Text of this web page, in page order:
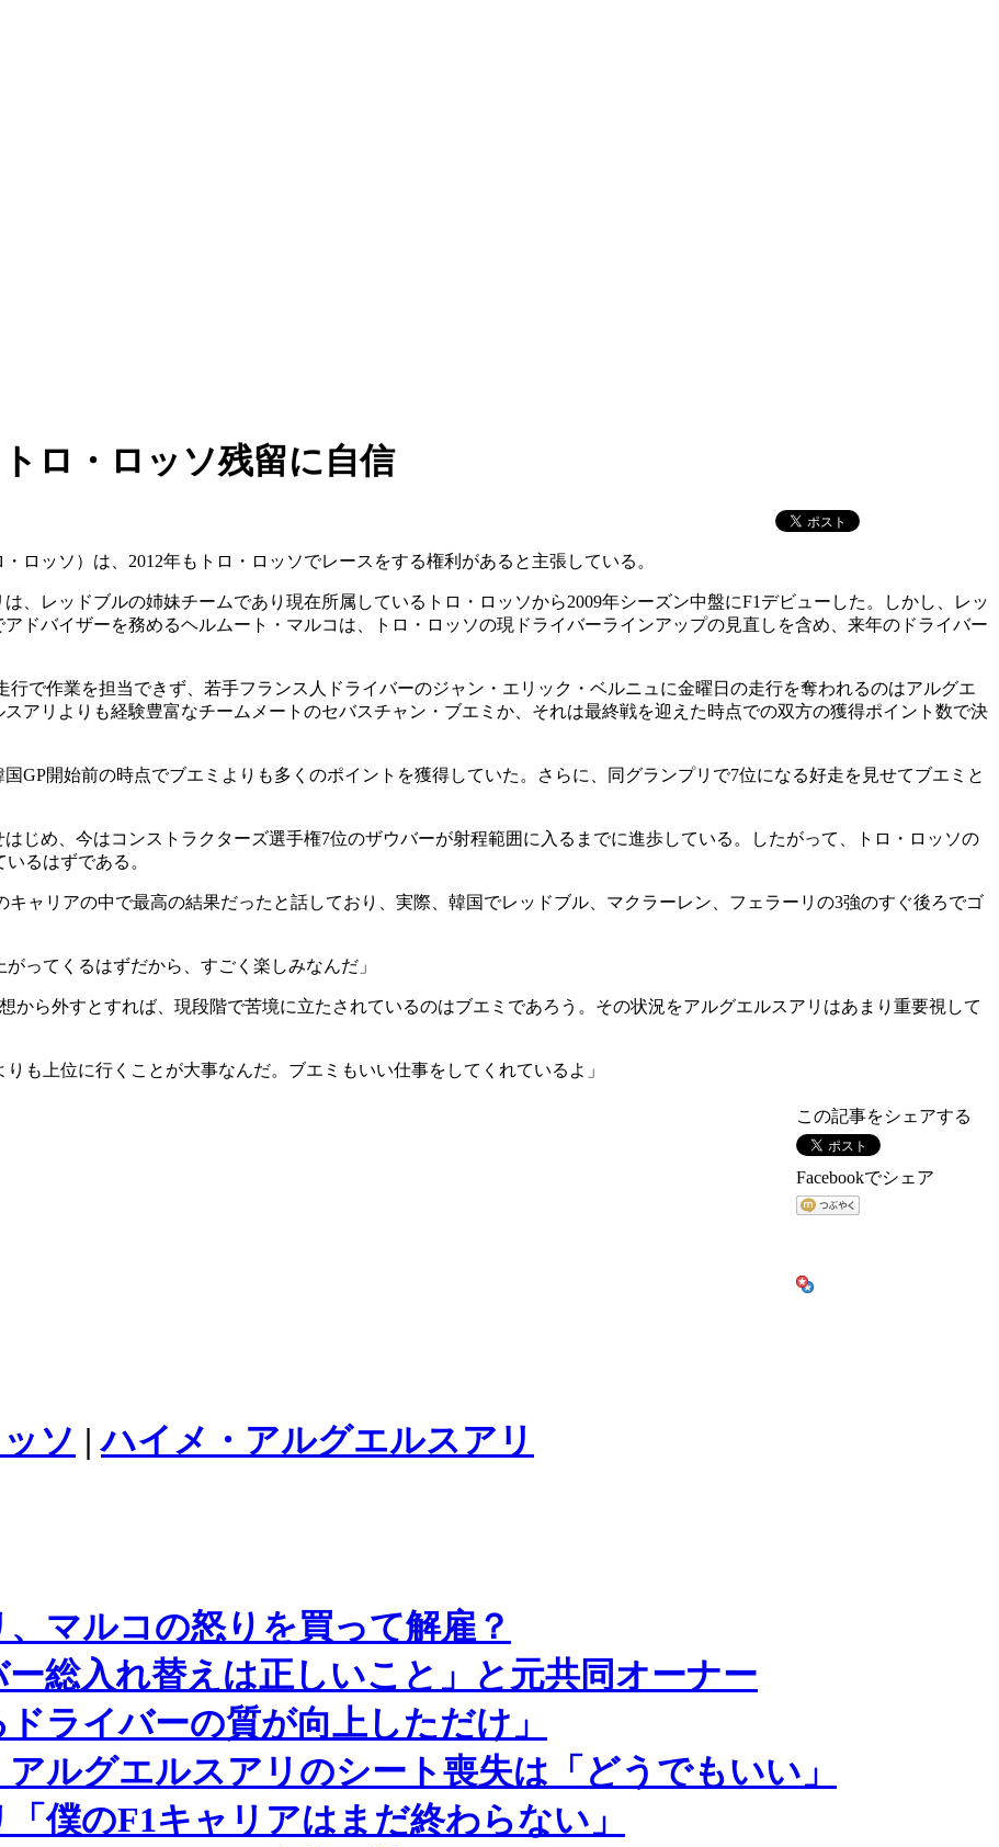
ロ・ロッソ残留に自信
ロッソ）は、2012年もトロ・ロッソでレースをする権利があると主張している。
、レッドブルの姉妹チームであり現在所属しているトロ・ロッソから2009年シーズン中盤にF1デビューした。しかし、レッ
アドバイザーを務めるヘルムート・マルコは、トロ・ロッソの現ドライバーラインアップの見直しを含め、来年のドライバー
行で作業を担当できず、若手フランス人ドライバーのジャン・エリック・ベルニュに金曜日の走行を奪われるのはアルグエ
アリよりも経験豊富なチームメートのセバスチャン・ブエミか、それは最終戦を迎えた時点での双方の獲得ポイント数で決
GP開始前の時点でブエミよりも多くのポイントを獲得していた。さらに、同グランプリで7位になる好走を見せてブエミと
じめ、今はコンストラクターズ選手権7位のザウバーが射程範囲に入るまでに進歩している。したがって、トロ・ロッソの
るはずである。
キャリアの中で最高の結果だったと話しており、実際、韓国でレッドブル、マクラーレン、フェラーリの3強のすぐ後ろでゴ
ってくるはずだから、すごく楽しみなんだ」
から外すとすれば、現段階で苦境に立たされているのはブエミであろう。その状況をアルグエルスアリはあまり重要視して
も上位に行くことが大事なんだ。ブエミもいい仕事をしてくれているよ」
この記事をシェアする
Facebookでシェア
ソ |ハイメ・アルグエルスアリ
マルコの怒りを買って解雇？
ー総入れ替えは正しいこと」と元共同オーナー
ライバーの質が向上しただけ」
ルグエルスアリのシート喪失は「どうでもいい」
僕のF1キャリアはまだ終わらない」